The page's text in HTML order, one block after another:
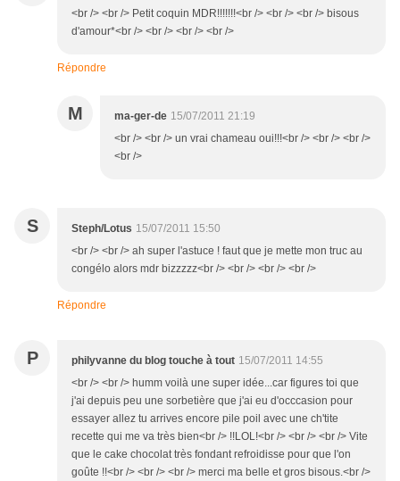
<br /> <br /> Petit coquin MDR!!!!!!!<br /> <br /> <br /> bisous
d'amour*<br /> <br /> <br /> <br />
Répondre
M ma-ger-de 15/07/2011 21:19
<br /> <br /> un vrai chameau oui!!!<br /> <br /> <br />
<br />
S Steph/Lotus 15/07/2011 15:50
<br /> <br /> ah super l'astuce ! faut que je mette mon truc au
congélo alors mdr bizzzzz<br /> <br /> <br /> <br />
Répondre
P philyvanne du blog touche à tout 15/07/2011 14:55
<br /> <br /> humm voilà une super idée...car figures toi que
j'ai depuis peu une sorbetière que j'ai eu d'occcasion pour
essayer allez tu arrives encore pile poil avec une ch'tite
recette qui me va très bien<br /> !!LOL!<br /> <br /> <br /> Vite
que le cake chocolat très fondant refroidisse pour que l'on
goûte !!<br /> <br /> <br /> merci ma belle et gros bisous.<br />